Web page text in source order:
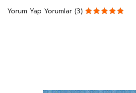
Yorum Yap Yorumlar (3)